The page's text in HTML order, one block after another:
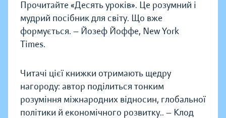
Прочитайте «Десять уроків». Це розумний і
мудрий посібник для світу. Що вже
формується. — Йозеф Йоффе, New York
Times.
Читачі цієї книжки отримають щедру
нагороду: автор поділиться тонким
розуміння міжнародних відносин, глобальної
політики й економічного розвитку.. — Клод